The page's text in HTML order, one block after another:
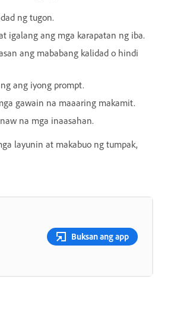
ng tugon.
igalang ang mga karapatan ng iba.
ang mababang kalidad o hindi
ang iyong prompt.
gawain na maaaring makamit.
na mga inaasahan.
layunin at makabuo ng tumpak,
Buksan ang app